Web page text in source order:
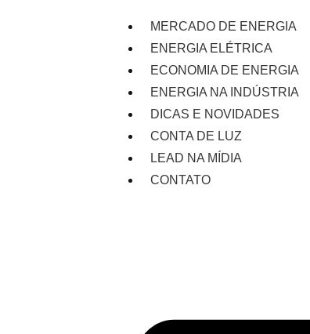
MERCADO DE ENERGIA
ENERGIA ELÉTRICA
ECONOMIA DE ENERGIA
ENERGIA NA INDÚSTRIA
DICAS E NOVIDADES
CONTA DE LUZ
LEAD NA MÍDIA
CONTATO